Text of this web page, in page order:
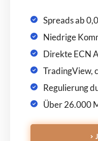
Spreads ab
Niedrige
Direkte ECN
TradingView,
Regulierung
Über 26.000
›